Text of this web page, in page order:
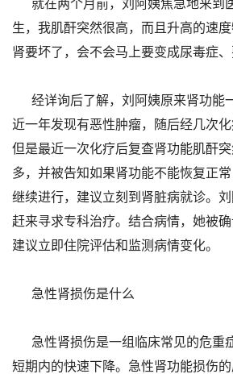
就在两个月前，刘阿姨焦急地来到
生，我肌酐突然很高，而且升高的速
肾要坏了，会不会马上要变成尿毒症
经详询后了解，刘阿姨原来肾功能
近一年发现有恶性肿瘤，随后经几次化
但是最近一次化疗后复查肾功能肌酐
多，并被告知如果肾功能不能恢复正
继续进行，建议立刻到肾脏病就诊。
赶来寻求专科治疗。结合病情，她被
建议立即住院评估和监测病情变化。
急性肾损伤是什么
急性肾损伤是一组临床常见的危重
短期内的快速下降。急性肾功能损伤